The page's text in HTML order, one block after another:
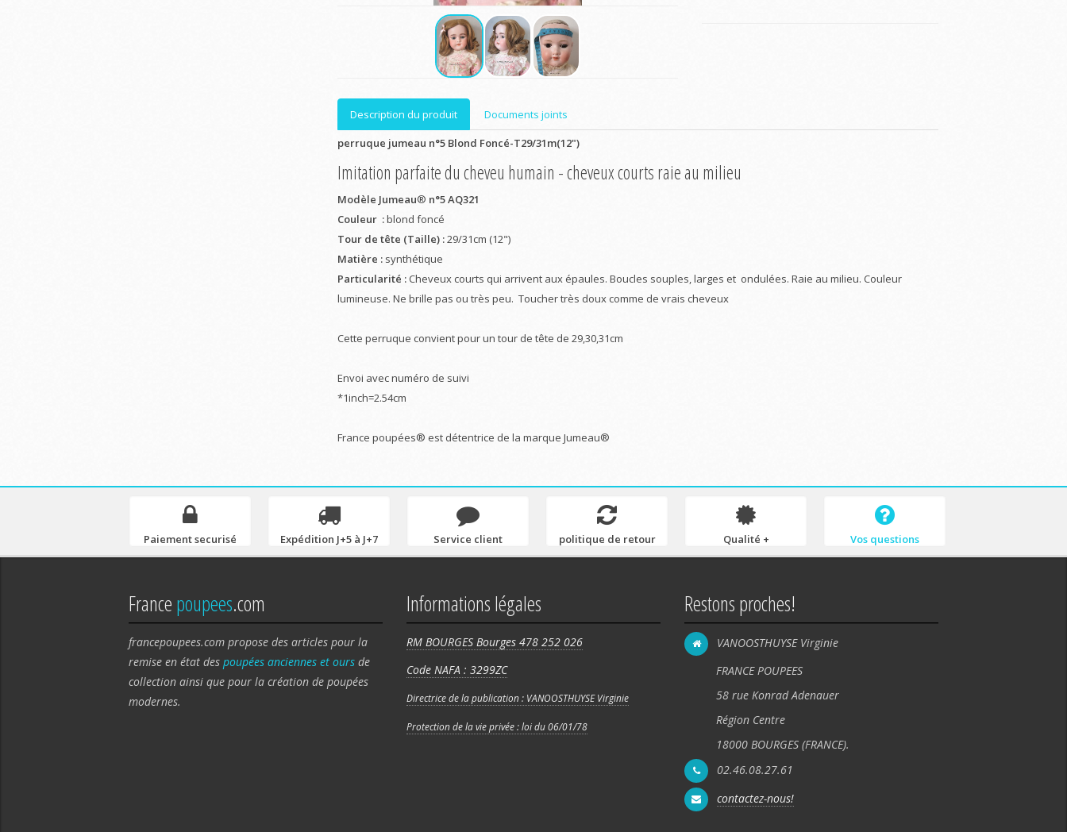
Description du produit
Documents joints
perruque jumeau n°5 Blond Foncé-T29/31m(12")
Imitation parfaite du cheveu humain - cheveux courts raie au milieu
Modèle Jumeau® n°5 AQ321
Couleur :blond foncé
Tour de tête (Taille) :29/31cm (12")
Matière :synthétique
Particularité :Cheveux courts qui arrivent aux épaules. Boucles souples, larges et ondulées. Raie au milieu. Couleur
lumineuse. Ne brille pas ou très peu. Toucher très doux comme de vrais cheveux
Cette perruque convient pour un tour de tête de 29,30,31cm
Envoi avec numéro de suivi
*1inch=2.54cm
France poupées® est détentrice de la marque Jumeau®
Paiement securisé Expédition J+5 à J+7 Service client politique de retour Qualité + Vos questions
Francepoupees.com
francepoupees.com propose des articles pour la
remise en état des poupées anciennes et ours de
collection ainsi que pour la création de poupées
modernes.
Informations légales
RM BOURGES Bourges 478 252 026
Code NAFA : 3299ZC
Directrice de la publication : VANOOSTHUYSE Virginie
Protection de la vie privée : loi du 06/01/78
Restons proches!
VANOOSTHUYSE Virginie
FRANCE POUPEES
58 rue Konrad Adenauer
Région Centre
18000 BOURGES (FRANCE).
02.46.08.27.61
contactez-nous!